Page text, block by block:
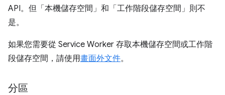
API。但「本機儲存空間」 和「工作階段儲存空間」 則不
是。
如果您需要從 Service Worker 存取本機儲存空間或工作階
段儲存空間，請使用畫面外文件。
分區